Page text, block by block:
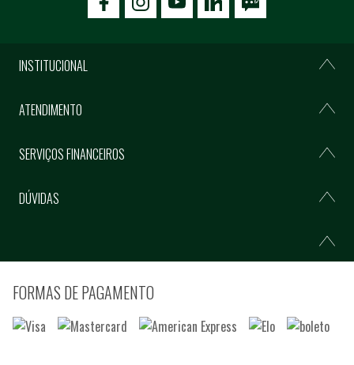
icon-facebookicon-social02icon-social03
INSTITUCIONAL
ATENDIMENTO
SERVIÇOS FINANCEIROS
DÚVIDAS
FORMAS DE PAGAMENTO